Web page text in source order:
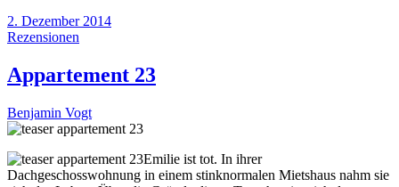
2. Dezember 2014
Rezensionen
Appartement 23
Benjamin Vogt
Emilie ist tot. In ihrer
Dachgeschosswohnung in einem stinknormalen Mietshaus nahm sie